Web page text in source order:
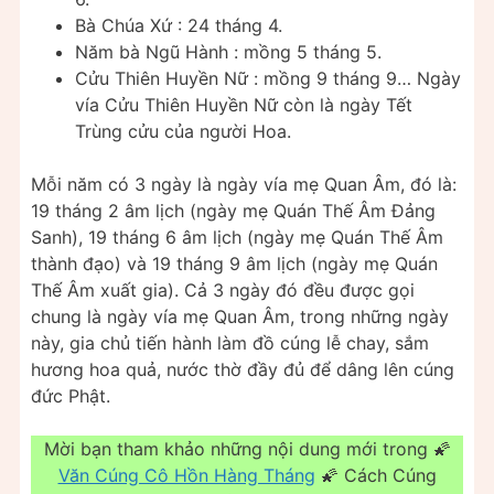
Bà Chúa Xứ : 24 tháng 4.
Năm bà Ngũ Hành : mồng 5 tháng 5.
Cửu Thiên Huyền Nữ : mồng 9 tháng 9… Ngày
vía Cửu Thiên Huyền Nữ còn là ngày Tết
Trùng cửu của người Hoa.
Mỗi năm có 3 ngày là ngày vía mẹ Quan Âm, đó là:
19 tháng 2 âm lịch (ngày mẹ Quán Thế Âm Đảng
Sanh), 19 tháng 6 âm lịch (ngày mẹ Quán Thế Âm
thành đạo) và 19 tháng 9 âm lịch (ngày mẹ Quán
Thế Âm xuất gia). Cả 3 ngày đó đều được gọi
chung là ngày vía mẹ Quan Âm, trong những ngày
này, gia chủ tiến hành làm đồ cúng lễ chay, sắm
hương hoa quả, nước thờ đầy đủ để dâng lên cúng
đức Phật.
Mời bạn tham khảo những nội dung mới trong 🌠
Văn Cúng Cô Hồn Hàng Tháng 🌠 Cách Cúng